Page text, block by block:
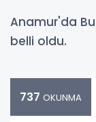
Anamur'da
belli oldu.
737 OKUNMA